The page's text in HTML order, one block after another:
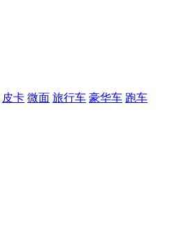
皮卡 微面 旅行车 豪华车 跑车